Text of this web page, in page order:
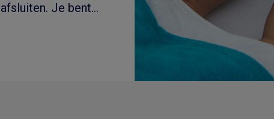
Je bent